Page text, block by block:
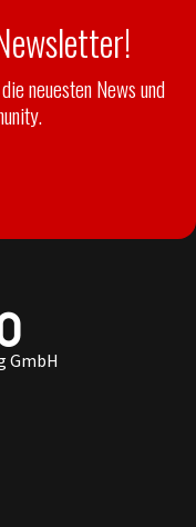
neuesten News und
GmbH